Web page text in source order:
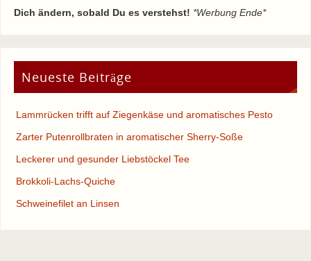
Dich ändern, sobald Du es verstehst! *Werbung Ende*
Neueste Beiträge
Lammrücken trifft auf Ziegenkäse und aromatisches Pesto
Zarter Putenrollbraten in aromatischer Sherry-Soße
Leckerer und gesunder Liebstöckel Tee
Brokkoli-Lachs-Quiche
Schweinefilet an Linsen